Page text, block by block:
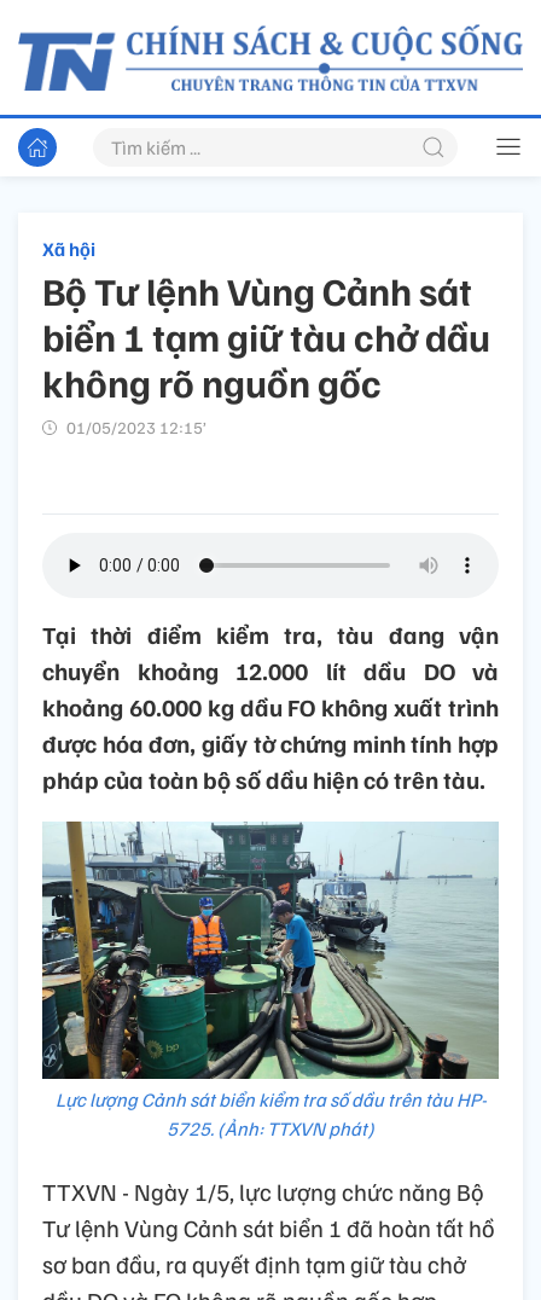
Xã hội
Bộ Tư lệnh Vùng Cảnh sát
biển 1 tạm giữ tàu chở dầu
không rõ nguồn gốc
01/05/2023 12:15’
Tại thời điểm kiểm tra, tàu đang vận
chuyển khoảng 12.000 lít dầu DO và
khoảng 60.000 kg dầu FO không xuất trình
được hóa đơn, giấy tờ chứng minh tính hợp
pháp của toàn bộ số dầu hiện có trên tàu.
Lực lượng Cảnh sát biển kiểm tra số dầu trên tàu HP-
5725. (Ảnh: TTXVN phát)
TTXVN - Ngày 1/5, lực lượng chức năng Bộ
Tư lệnh Vùng Cảnh sát biển 1 đã hoàn tất hồ
sơ ban đầu, ra quyết định tạm giữ tàu chở